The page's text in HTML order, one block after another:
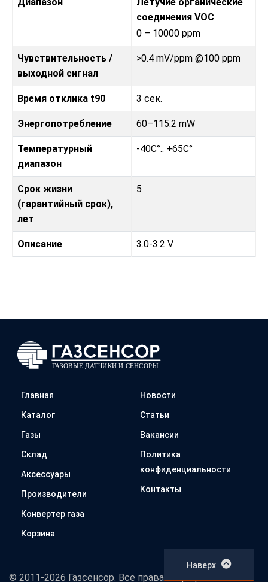
Диапазон
Летучие органические
соединения VOC
0 – 10000 ppm
Чувствительность /
выходной сигнал
>0.4 mV/ppm @100 ppm
Время отклика t90 3 сек.
Энергопотребление 60–115.2 mW
Температурный
диапазон
-40C°.. +65C°
Срок жизни
(гарантийный срок),
лет
5
Описание 3.0-3.2 V
Главная
Каталог
Газы
Склад
Аксессуары
Производители
Конвертер газа
Корзина
Новости
Статьи
Вакансии
Политика
конфиденциальности
Контакты
© 2011-2026 Газсенсор. Все права защищены
Наверх